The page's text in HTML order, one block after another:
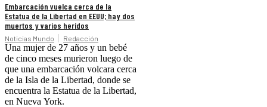
Embarcación vuelca cerca de la
Estatua de la Libertad en EEUU; hay dos
muertos y varios heridos
Noticias Mundo Redacción
Una mujer de 27 años y un bebé
de cinco meses murieron luego de
que una embarcación volcara cerca
de la Isla de la Libertad, donde se
encuentra la Estatua de la Libertad,
en Nueva York.